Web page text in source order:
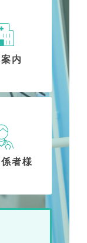
内
者様